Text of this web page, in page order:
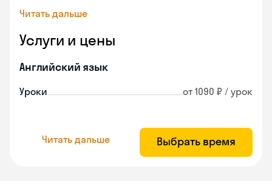
Читать дальше
Услуги и цены
Английский язык
Уроки от 1090 ₽ / урок
Читать дальше Выбрать время